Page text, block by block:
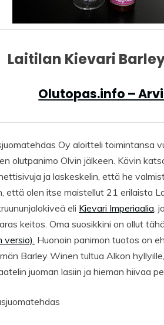
Laitilan Kievari
Olutopas.info –
Oy aloitteli toimintansa
olutpanimo Olvin jälkeen. Kävin
ja laskeskelin, että he
että olen itse maistellut 21 erilaista
eli Kievari Imperiaalia,
keitos. Oma suosikkini on ollut
versio). Huonoin panimon tuotos on
Barley Winen tultua Alkon
juoman lasiin ja hieman hiivaa